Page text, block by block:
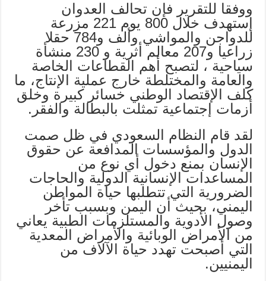
ووفقا للتقرير فإن تحالف العدوان
إستهدف خلال 800 يوم 221 مزرعة
للدواجن والمواشي وألف و784 حقلا
زراعيا و207 معالم أثرية و 230 منشأة
سياحية ، لتصبح أهم القطاعات الخاصة
والعامة والمختلطة خارج عملية الإنتاج، ما
كلف الإقتصاد الوطني خسائر كبيرة وخلق
أزمات إجتماعية تمثلت بالبطالة والفقر.
لقد قام النظام السعودي في ظل صمت
الدول والمؤسسات المدافعة عن حقوق
الإنسان بمنع دخول أي نوع من
المساعدات الإنسانية الدولية والحاجات
الضرورية التي تتطلبها حياة المواطن
اليمني، بحيث أن اليمن وبسبب تأخر
وصول الأدوية والمستلزمات الطبية يعاني
من الأمراض الوبائية والأمراض المعدية
التي أصبحت تهدد حياة الآلاف من
اليمنيين.